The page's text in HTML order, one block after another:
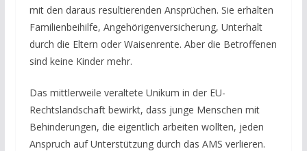
mit den daraus resultierenden Ansprüchen. Sie erhalten
Familienbeihilfe, Angehörigenversicherung, Unterhalt
durch die Eltern oder Waisenrente. Aber die Betroffenen
sind keine Kinder mehr.
Das mittlerweile veraltete Unikum in der EU-
Rechtslandschaft bewirkt, dass junge Menschen mit
Behinderungen, die eigentlich arbeiten wollten, jeden
Anspruch auf Unterstützung durch das AMS verlieren.